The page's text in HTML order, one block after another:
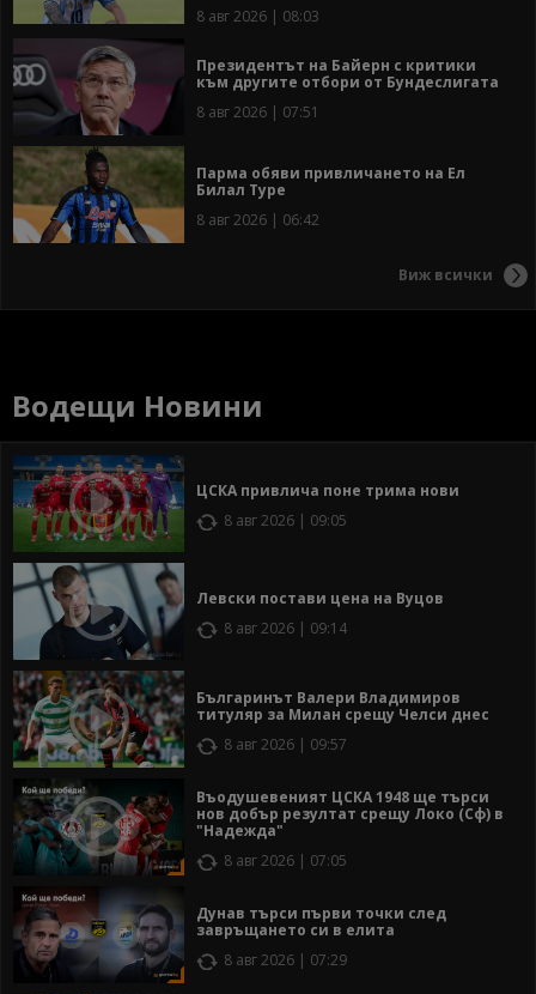
8 авг 2026 | 08:03
Президентът на Байерн с критики
към другите отбори от Бундеслигата
8 авг 2026 | 07:51
Парма обяви привличането на Ел
Билал Туре
8 авг 2026 | 06:42
Виж всички
Водещи Новини
ЦСКА привлича поне трима нови
8 авг 2026 | 09:05
Левски постави цена на Вуцов
8 авг 2026 | 09:14
Българинът Валери Владимиров
титуляр за Милан срещу Челси днес
8 авг 2026 | 09:57
Въодушевеният ЦСКА 1948 ще търси
нов добър резултат срещу Локо (Сф) в
"Надежда"
8 авг 2026 | 07:05
Дунав търси първи точки след
завръщането си в елита
8 авг 2026 | 07:29